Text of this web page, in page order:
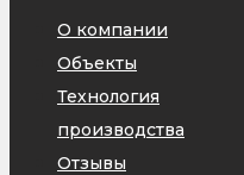
О компании
Объекты
Технология
производства
Отзывы